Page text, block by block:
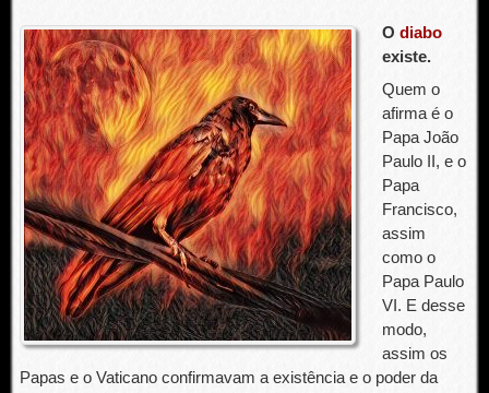
O diabo
existe.
Quem o
afirma é o
Papa João
Paulo II, e o
Papa
Francisco,
assim
como o
Papa Paulo
VI. E desse
modo,
assim os
Papas e o Vaticano confirmavam a existência e o poder da